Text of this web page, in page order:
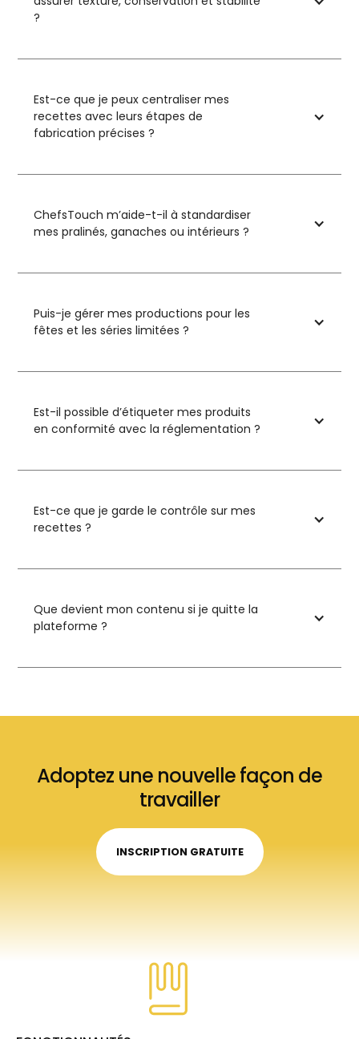
?
Est-ce que je peux centraliser mes
recettes avec leurs étapes de
fabrication précises ?
ChefsTouch m’aide-t-il à standardiser
mes pralinés, ganaches ou intérieurs ?
Puis-je gérer mes productions pour les
fêtes et les séries limitées ?
Est-il possible d’étiqueter mes produits
en conformité avec la réglementation ?
Est-ce que je garde le contrôle sur mes
recettes ?
Que devient mon contenu si je quitte la
plateforme ?
Adoptez une nouvelle façon de
travailler
INSCRIPTION GRATUITE